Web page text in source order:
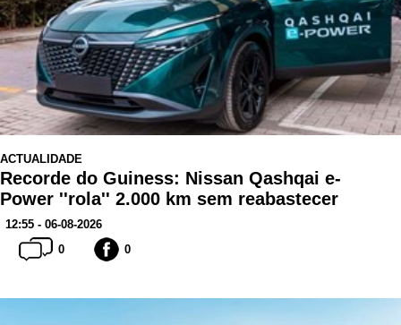
ACTUALIDADE
Recorde do Guiness: Nissan Qashqai e-
Power ''rola'' 2.000 km sem reabastecer
12:55 - 06-08-2026
0
0